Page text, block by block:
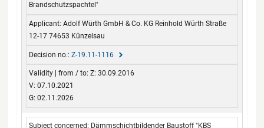
Brandschutzspachtel"
Adolf Würth GmbH & Co. KG Reinhold Würth Straße
12-17 74653 Künzelsau
Z-19.11-1116
Z: 30.09.2016
V: 07.10.2021
G: 02.11.2026
Dämmschichtbildender Baustoff "KBS